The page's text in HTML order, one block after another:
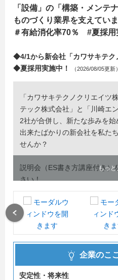
「設備」の「構築・メンテ
ものづくり業界を支えて
＃有給消化率70％ #夏採用
◆4/1から新会社「カワサキテク
◆夏採用実施中！
（2026/08/05更新）
「カワサキテクノクリエイツ
テック株式会社」と「川崎エ
2社が合併し、新たな歩みを始
出来たばかりの新会社を私た
せんか？
説明会（ES書き方講座付き）
さい！
◆以下に一つでもあてはまる
・理系専攻でものづくり/設
る
・兵庫県/千葉県/茨城県/種子
・社会インフラ（航空関係
・年間休日120日以上、完全
もっと
企業のこ
安定性・将来性